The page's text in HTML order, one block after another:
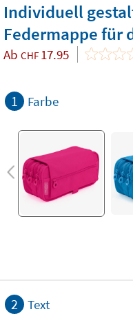
Individuell
Federmappe für
Ab CHF 17.95
1 Farbe
2 Text